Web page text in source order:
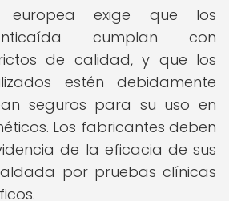
europea exige que los
cumplan con
de calidad, y que los
estén debidamente
seguros para su uso en
Los fabricantes deben
de la eficacia de sus
por pruebas clínicas